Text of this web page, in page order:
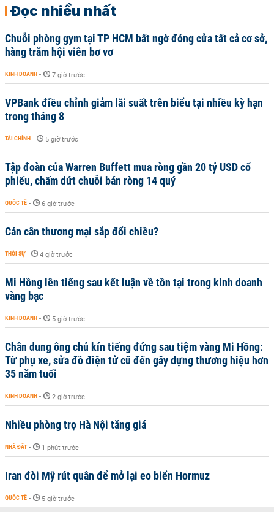
Đọc nhiều nhất
Chuỗi phòng gym tại TP HCM bất ngờ đóng cửa tất cả cơ sở,
hàng trăm hội viên bơ vơ
KINH DOANH - 7 giờ trước
VPBank điều chỉnh giảm lãi suất trên biểu tại nhiều kỳ hạn
trong tháng 8
TÀI CHÍNH - 5 giờ trước
Tập đoàn của Warren Buffett mua ròng gần 20 tỷ USD cổ
phiếu, chấm dứt chuỗi bán ròng 14 quý
QUỐC TẾ - 6 giờ trước
Cán cân thương mại sắp đổi chiều?
THỜI SỰ - 4 giờ trước
Mi Hồng lên tiếng sau kết luận về tồn tại trong kinh doanh
vàng bạc
KINH DOANH - 5 giờ trước
Chân dung ông chủ kín tiếng đứng sau tiệm vàng Mi Hồng:
Từ phụ xe, sửa đồ điện tử cũ đến gây dựng thương hiệu hơn
35 năm tuổi
KINH DOANH - 2 giờ trước
Nhiều phòng trọ Hà Nội tăng giá
NHÀ ĐẤT - 1 phút trước
Iran đòi Mỹ rút quân để mở lại eo biển Hormuz
QUỐC TẾ - 5 giờ trước